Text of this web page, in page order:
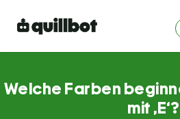
Welche Farben
mit ,E‘?